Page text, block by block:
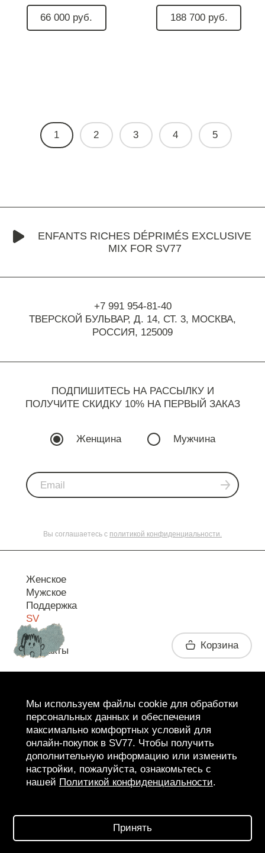
66 000 руб. 188 700 руб.
1 2 3 4 5
ENFANTS RICHES DÉPRIMÉS EXCLUSIVE
MIX FOR SV77
+7 991 954-81-40
ТВЕРСКОЙ БУЛЬВАР, Д. 14, СТ. 3, МОСКВА,
РОССИЯ, 125009
ПОДПИШИТЕСЬ НА РАССЫЛКУ И
ПОЛУЧИТЕ СКИДКУ 10% НА ПЕРВЫЙ ЗАКАЗ
Женщина Мужчина
Вы соглашаетесь с политикой конфиденциальности.
Женское
Мужское
Поддержка
SV
Контакты
SV BOUTIQUE
Корзина
Мы используем файлы cookie для обработки
персональных данных и обеспечения
максимально комфортных условий для
онлайн-покупок в SV77. Чтобы получить
дополнительную информацию или изменить
настройки, пожалуйста, ознакомьтесь с
нашей Политикой конфиденциальности.
Принять